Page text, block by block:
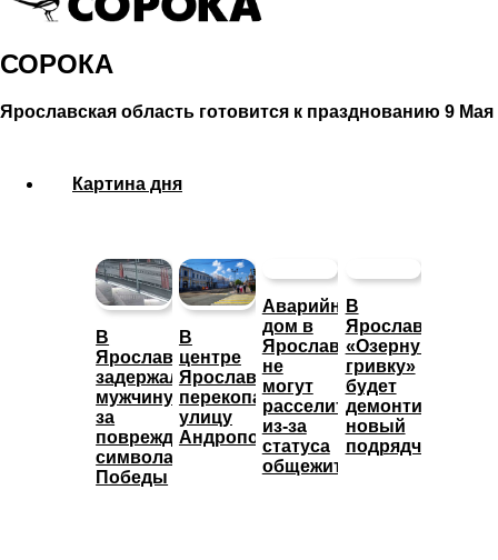
СОРОКА
Ярославская область готовится к празднованию 9 Мая
Картина дня
В
Ярославле
задержали
мужчину
за
повреждение
символа
Победы
В
центре
Ярославля
перекопали
улицу
Андропова
Аварийный
дом в
Ярославле
не
могут
расселить
из-за
статуса
общежития
В
Ярославле
«Озерную
гривку»
будет
демонтировать
новый
подрядчик